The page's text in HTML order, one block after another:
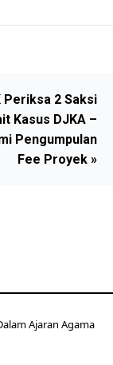
Periksa 2 Saksi
Kasus DJKA –
Pengumpulan
Fee Proyek »
Ajaran Agama